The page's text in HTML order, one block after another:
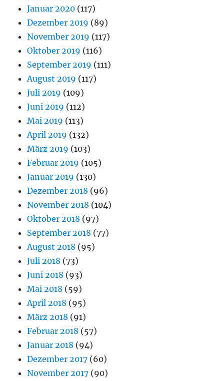
Januar 2020 (117)
Dezember 2019 (89)
November 2019 (117)
Oktober 2019 (116)
September 2019 (111)
August 2019 (117)
Juli 2019 (109)
Juni 2019 (112)
Mai 2019 (113)
April 2019 (132)
März 2019 (103)
Februar 2019 (105)
Januar 2019 (130)
Dezember 2018 (96)
November 2018 (104)
Oktober 2018 (97)
September 2018 (77)
August 2018 (95)
Juli 2018 (73)
Juni 2018 (93)
Mai 2018 (59)
April 2018 (95)
März 2018 (91)
Februar 2018 (57)
Januar 2018 (94)
Dezember 2017 (60)
November 2017 (90)